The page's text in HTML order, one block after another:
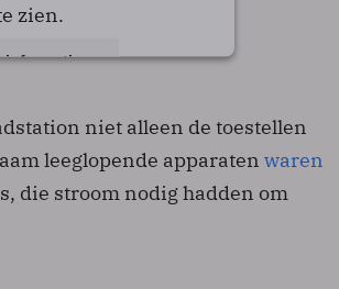
zien.
informatie
Consent Management
niet alleen de toestellen
leeglopende apparaten waren
die stroom nodig hadden om